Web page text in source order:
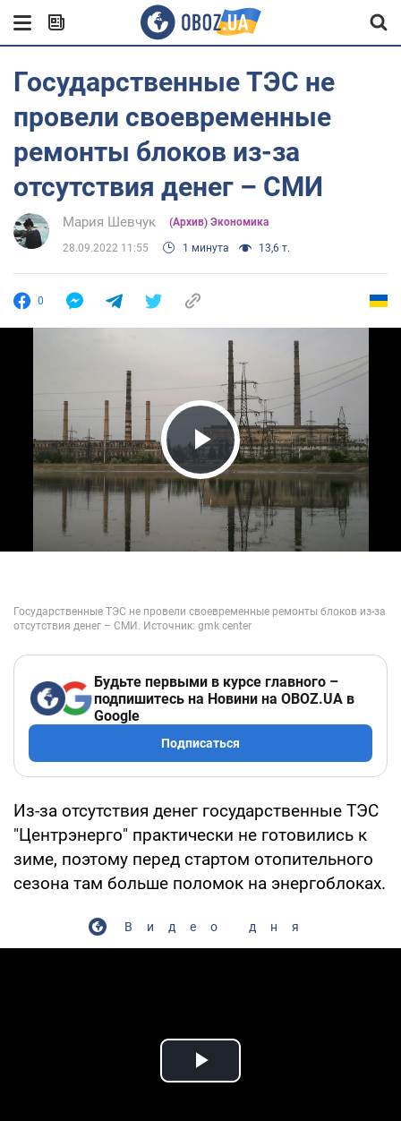
Государственные ТЭС не
провели своевременные
ремонты блоков из-за
отсутствия денег – СМИ
Мария Шевчук (Архив) Экономика
28.09.2022 11:55 1 минута 13,6 т.
0
Play Video
Будьте первыми в курсе главного –
подпишитесь на Новини на OBOZ.UA в
Google
Подписаться
Из-за отсутствия денег государственные ТЭС
"Центрэнерго" практически не готовились к
зиме, поэтому перед стартом отопительного
сезона там больше поломок на энергоблоках.
Видео дня
Play Video